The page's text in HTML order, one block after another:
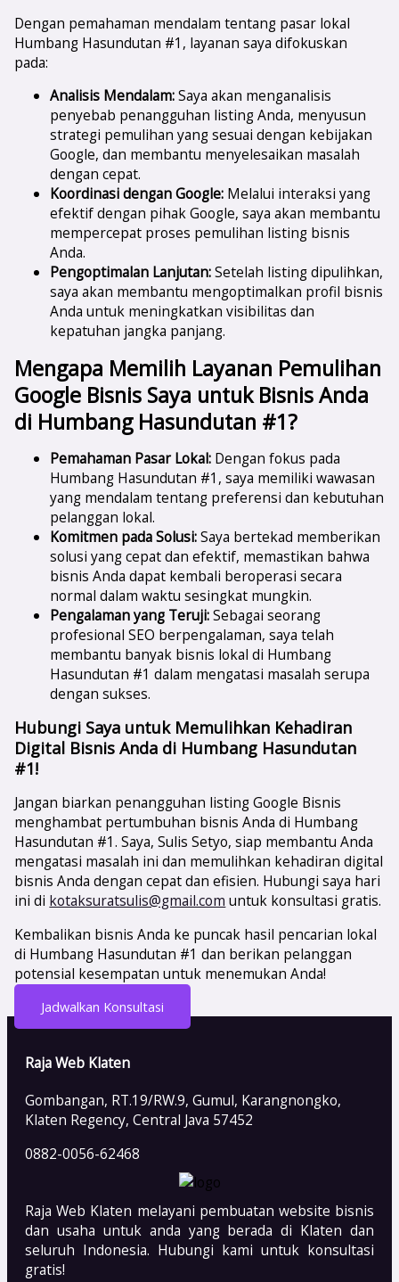
Dengan pemahaman mendalam tentang pasar lokal
Humbang Hasundutan #1, layanan saya difokuskan
pada:
Analisis Mendalam:Saya akan menganalisis
penyebab penangguhan listing Anda, menyusun
strategi pemulihan yang sesuai dengan kebijakan
Google, dan membantu menyelesaikan masalah
dengan cepat.
Koordinasi dengan Google: Melalui interaksi yang
efektif dengan pihak Google, saya akan membantu
mempercepat proses pemulihan listing bisnis
Anda.
Pengoptimalan Lanjutan:Setelah listing dipulihkan,
saya akan membantu mengoptimalkan profil bisnis
Anda untuk meningkatkan visibilitas dan
kepatuhan jangka panjang.
Mengapa Memilih Layanan Pemulihan
Google Bisnis Saya untuk Bisnis Anda
di Humbang Hasundutan #1?
Pemahaman Pasar Lokal: Dengan fokus pada
Humbang Hasundutan #1, saya memiliki wawasan
yang mendalam tentang preferensi dan kebutuhan
pelanggan lokal.
Komitmen pada Solusi:Saya bertekad memberikan
solusi yang cepat dan efektif, memastikan bahwa
bisnis Anda dapat kembali beroperasi secara
normal dalam waktu sesingkat mungkin.
Pengalaman yang Teruji:Sebagai seorang
profesional SEO berpengalaman, saya telah
membantu banyak bisnis lokal di Humbang
Hasundutan #1 dalam mengatasi masalah serupa
dengan sukses.
Hubungi Saya untuk Memulihkan Kehadiran
Digital Bisnis Anda di Humbang Hasundutan
#1!
Jangan biarkan penangguhan listing Google Bisnis
menghambat pertumbuhan bisnis Anda di Humbang
Hasundutan #1. Saya, Sulis Setyo, siap membantu Anda
mengatasi masalah ini dan memulihkan kehadiran digital
bisnis Anda dengan cepat dan efisien. Hubungi saya hari
ini di kotaksuratsulis@gmail.com untuk konsultasi gratis.
Kembalikan bisnis Anda ke puncak hasil pencarian lokal
di Humbang Hasundutan #1 dan berikan pelanggan
potensial kesempatan untuk menemukan Anda!
Jadwalkan Konsultasi
Raja Web Klaten
Gombangan, RT.19/RW.9, Gumul, Karangnongko,
Klaten Regency, Central Java 57452
0882-0056-62468
Raja Web Klaten melayani pembuatan website bisnis
dan usaha untuk anda yang berada di Klaten dan
seluruh Indonesia. Hubungi kami untuk konsultasi
gratis!